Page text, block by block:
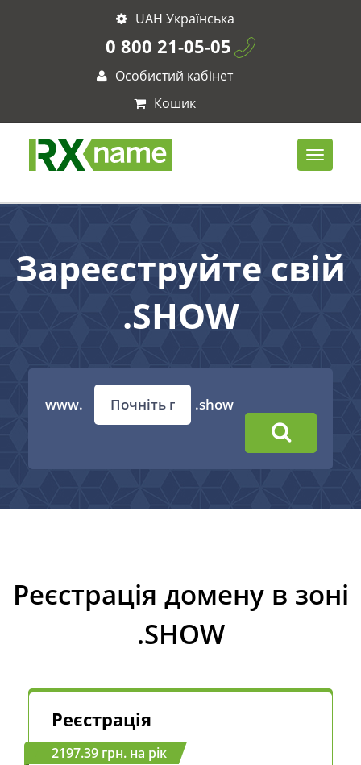
UAH Українська
0 800 21-05-05
Особистий кабінет
Кошик
Зареєструйте свій
.SHOW
www. .show
Реєстрація домену в зоні
.SHOW
Реєстрація
2197.39 грн. на рік